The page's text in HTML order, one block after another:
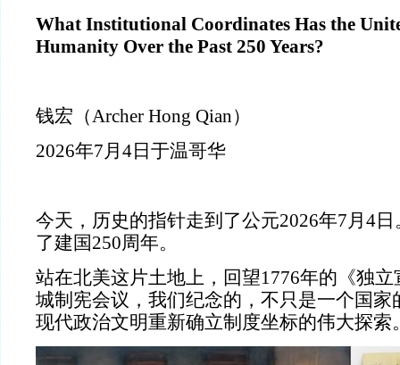
What Institutional Coordinates Has the
Humanity Over the Past 250 Years?
钱宏（Archer Hong Qian）
2026年7月4日于温哥华
今天，历史的指针走到了公元2026年7月4
了建国250周年。
站在北美这片土地上，回望1776年的《独
城制宪会议，我们纪念的，不只是一个国家
现代政治文明重新确立制度坐标的伟大探索